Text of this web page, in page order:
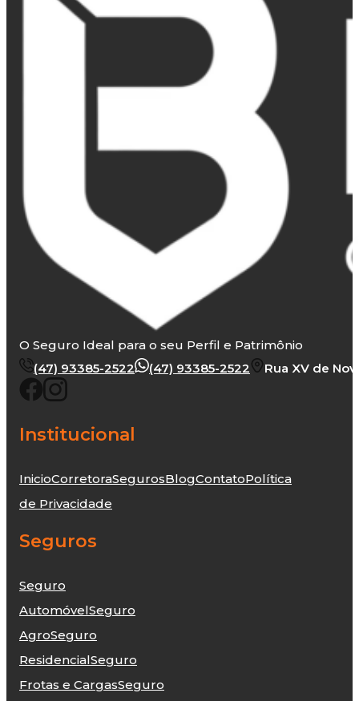
O Seguro Ideal para o seu Perfil e Patrimônio
(47) 93385-2522
(47) 93385-2522 Rua XV de
Institucional
InicioCorretoraSegurosBlogContatoPolítica
de Privacidade
Seguros
Seguro
AutomóvelSeguro
AgroSeguro
ResidencialSeguro
Frotas e CargasSeguro